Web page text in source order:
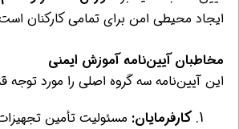
ایجاد محیطی امن برای تمامی کارکنان
مخاطبان آیین‌نامه آموزش ایمنی
این آیین‌نامه سه گروه اصلی را مورد توجه
کارفرمایان: مسئولیت تأمین